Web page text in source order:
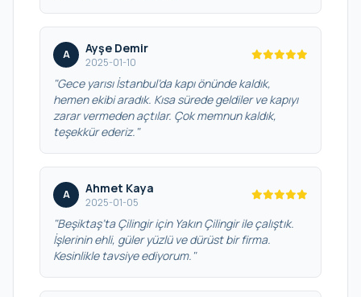
A Ayşe Demir
2025-01-10
"Gece yarısı İstanbul’da kapı önünde kaldık,
hemen ekibi aradık. Kısa sürede geldiler ve kapıyı
zarar vermeden açtılar. Çok memnun kaldık,
teşekkür ederiz."
A Ahmet Kaya
2025-01-05
"Beşiktaş’ta Çilingir için Yakın Çilingir ile çalıştık.
İşlerinin ehli, güler yüzlü ve dürüst bir firma.
Kesinlikle tavsiye ediyorum."